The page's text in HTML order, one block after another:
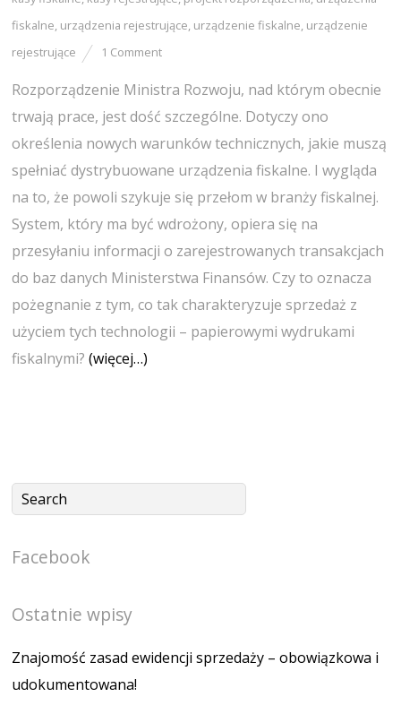
fiskalne, urządzenia rejestrujące, urządzenie fiskalne, urządzenie
rejestrujące
1 Comment
Rozporządzenie Ministra Rozwoju, nad którym obecnie
trwają prace, jest dość szczególne. Dotyczy ono
określenia nowych warunków technicznych, jakie muszą
spełniać dystrybuowane urządzenia fiskalne. I wygląda
na to, że powoli szykuje się przełom w branży fiskalnej.
System, który ma być wdrożony, opiera się na
przesyłaniu informacji o zarejestrowanych transakcjach
do baz danych Ministerstwa Finansów. Czy to oznacza
pożegnanie z tym, co tak charakteryzuje sprzedaż z
użyciem tych technologii – papierowymi wydrukami
fiskalnymi?(więcej…)
Facebook
Ostatnie wpisy
Znajomość zasad ewidencji sprzedaży – obowiązkowa i
udokumentowana!